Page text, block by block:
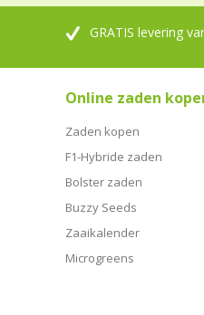
GRATIS levering
Online zaden
Zaden kopen
F1-Hybride zaden
Bolster zaden
Buzzy Seeds
Zaaikalender
Microgreens